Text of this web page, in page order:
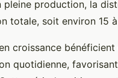
pleine production, la
totale, soit environ 15
croissance
quotidienne,